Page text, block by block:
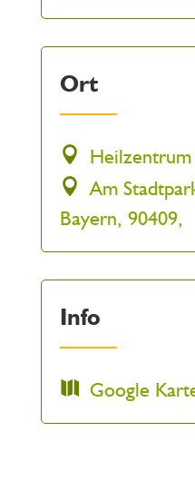
Ort
Am
Bayern, 90409,
Info
Google